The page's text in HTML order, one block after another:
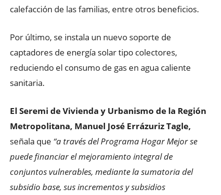
calefacción de las familias, entre otros beneficios.
Por último, se instala un nuevo soporte de
captadores de energía solar tipo colectores,
reduciendo el consumo de gas en agua caliente
sanitaria.
El Seremi de Vivienda y Urbanismo de la Región
Metropolitana, Manuel José Errázuriz Tagle,
señala que “a través del Programa Hogar Mejor se
puede financiar el mejoramiento integral de
conjuntos vulnerables, mediante la sumatoria del
subsidio base, sus incrementos y subsidios